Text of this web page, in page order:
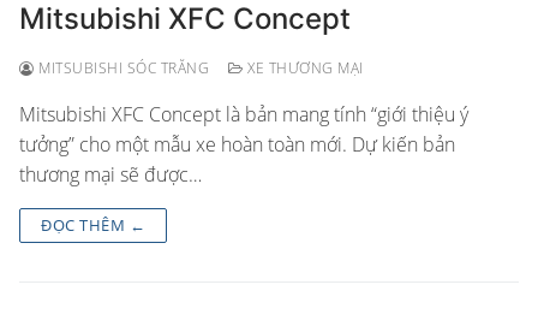
Mitsubishi XFC Concept
MITSUBISHI SÓC TRĂNG XE THƯƠNG MẠI
Mitsubishi XFC Concept là bản mang tính “giới thiệu ý
tưởng” cho một mẫu xe hoàn toàn mới. Dự kiến bản
thương mại sẽ được…
ĐỌC THÊM ←